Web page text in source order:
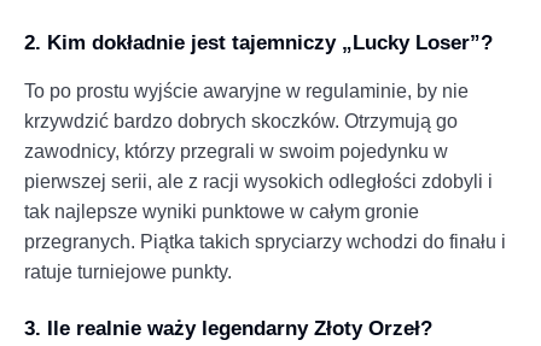
2. Kim dokładnie jest tajemniczy „Lucky Loser”?
To po prostu wyjście awaryjne w regulaminie, by nie
krzywdzić bardzo dobrych skoczków. Otrzymują go
zawodnicy, którzy przegrali w swoim pojedynku w
pierwszej serii, ale z racji wysokich odległości zdobyli i
tak najlepsze wyniki punktowe w całym gronie
przegranych. Piątka takich spryciarzy wchodzi do finału i
ratuje turniejowe punkty.
3. Ile realnie waży legendarny Złoty Orzeł?